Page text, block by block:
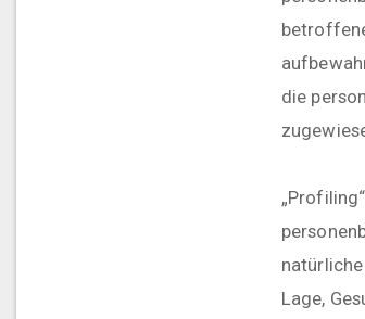
die
Lage,